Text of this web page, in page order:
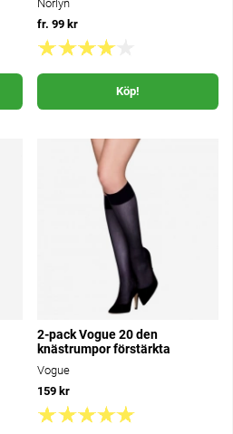
Norlyn
fr. 99 kr
Köp!
2-pack Vogue 20 den
knästrumpor förstärkta
Vogue
159 kr